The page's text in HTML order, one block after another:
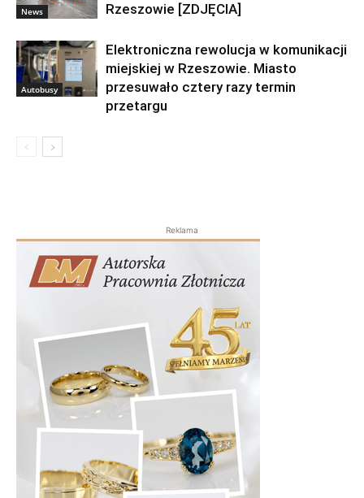
News
Rzeszowie [ZDJĘCIA]
Autobusy
Elektroniczna rewolucja w komunikacji
miejskiej w Rzeszowie. Miasto
przesuwało cztery razy termin
przetargu
Reklama